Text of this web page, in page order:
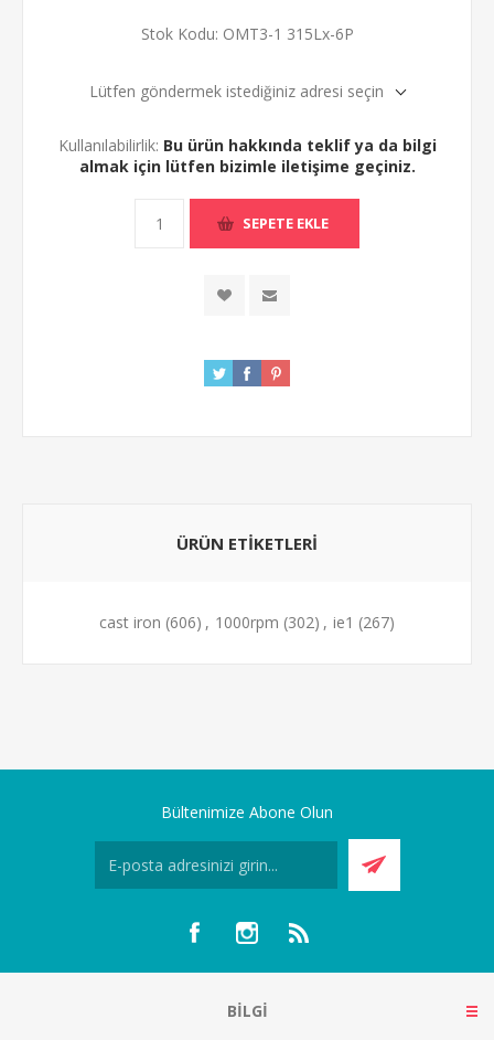
Stok Kodu: OMT3-1 315Lx-6P
Lütfen göndermek istediğiniz adresi seçin
Kullanılabilirlik: Bu ürün hakkında teklif ya da bilgi
almak için lütfen bizimle iletişime geçiniz.
ÜRÜN ETIKETLERI
cast iron (606) , 1000rpm (302) , ie1 (267)
Bültenimize Abone Olun
BILGI